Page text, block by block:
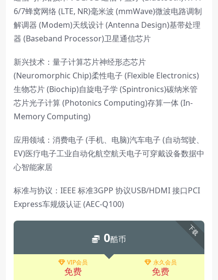
6/7蜂窝网络 (LTE, NR)毫米波 (mmWave)微波电路调制
解调器 (Modem)天线设计 (Antenna Design)基带处理
器 (Baseband Processor)卫星通信芯片
新兴技术：量子计算芯片神经形态芯片
(Neuromorphic Chip)柔性电子 (Flexible Electronics)
生物芯片 (Biochip)自旋电子学 (Spintronics)碳纳米管
芯片光子计算 (Photonics Computing)存算一体 (In-
Memory Computing)
应用领域：消费电子 (手机、电脑)汽车电子 (自动驾驶、
EV)医疗电子工业自动化航空航天电子可穿戴设备数据中
心智能家居
标准与协议：IEEE 标准3GPP 协议USB/HDMI 接口PCI
Express车规级认证 (AEC-Q100)
下载
0酷币
VIP会员
免费
永久会员
免费